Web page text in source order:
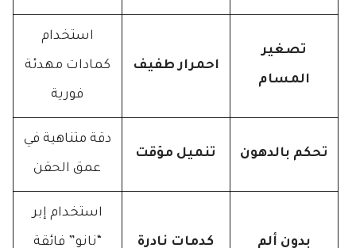
تصغير
المسام
احمرار طفيف
استخدام
كمادات مهدئة
فورية
تحكم بالدهون تنميل مؤقت
دقة متناهية في
عمق الحقن
بدون ألم كدمات نادرة
استخدام إبر
“نانو” فائقة